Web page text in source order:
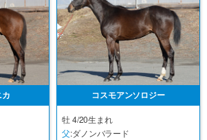
コスモアンソロジー
牡 4/20生まれ
父:ダノンバラード